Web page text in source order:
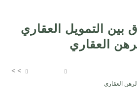
بين التمويل العقاري
العقاري
>
>
العقاري